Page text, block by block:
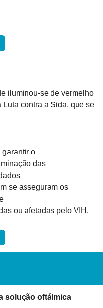
iluminou-se de vermelho
contra a Sida, que se
garantir o
das
se asseguram os
ou afetadas pelo VIH.
solução oftálmica